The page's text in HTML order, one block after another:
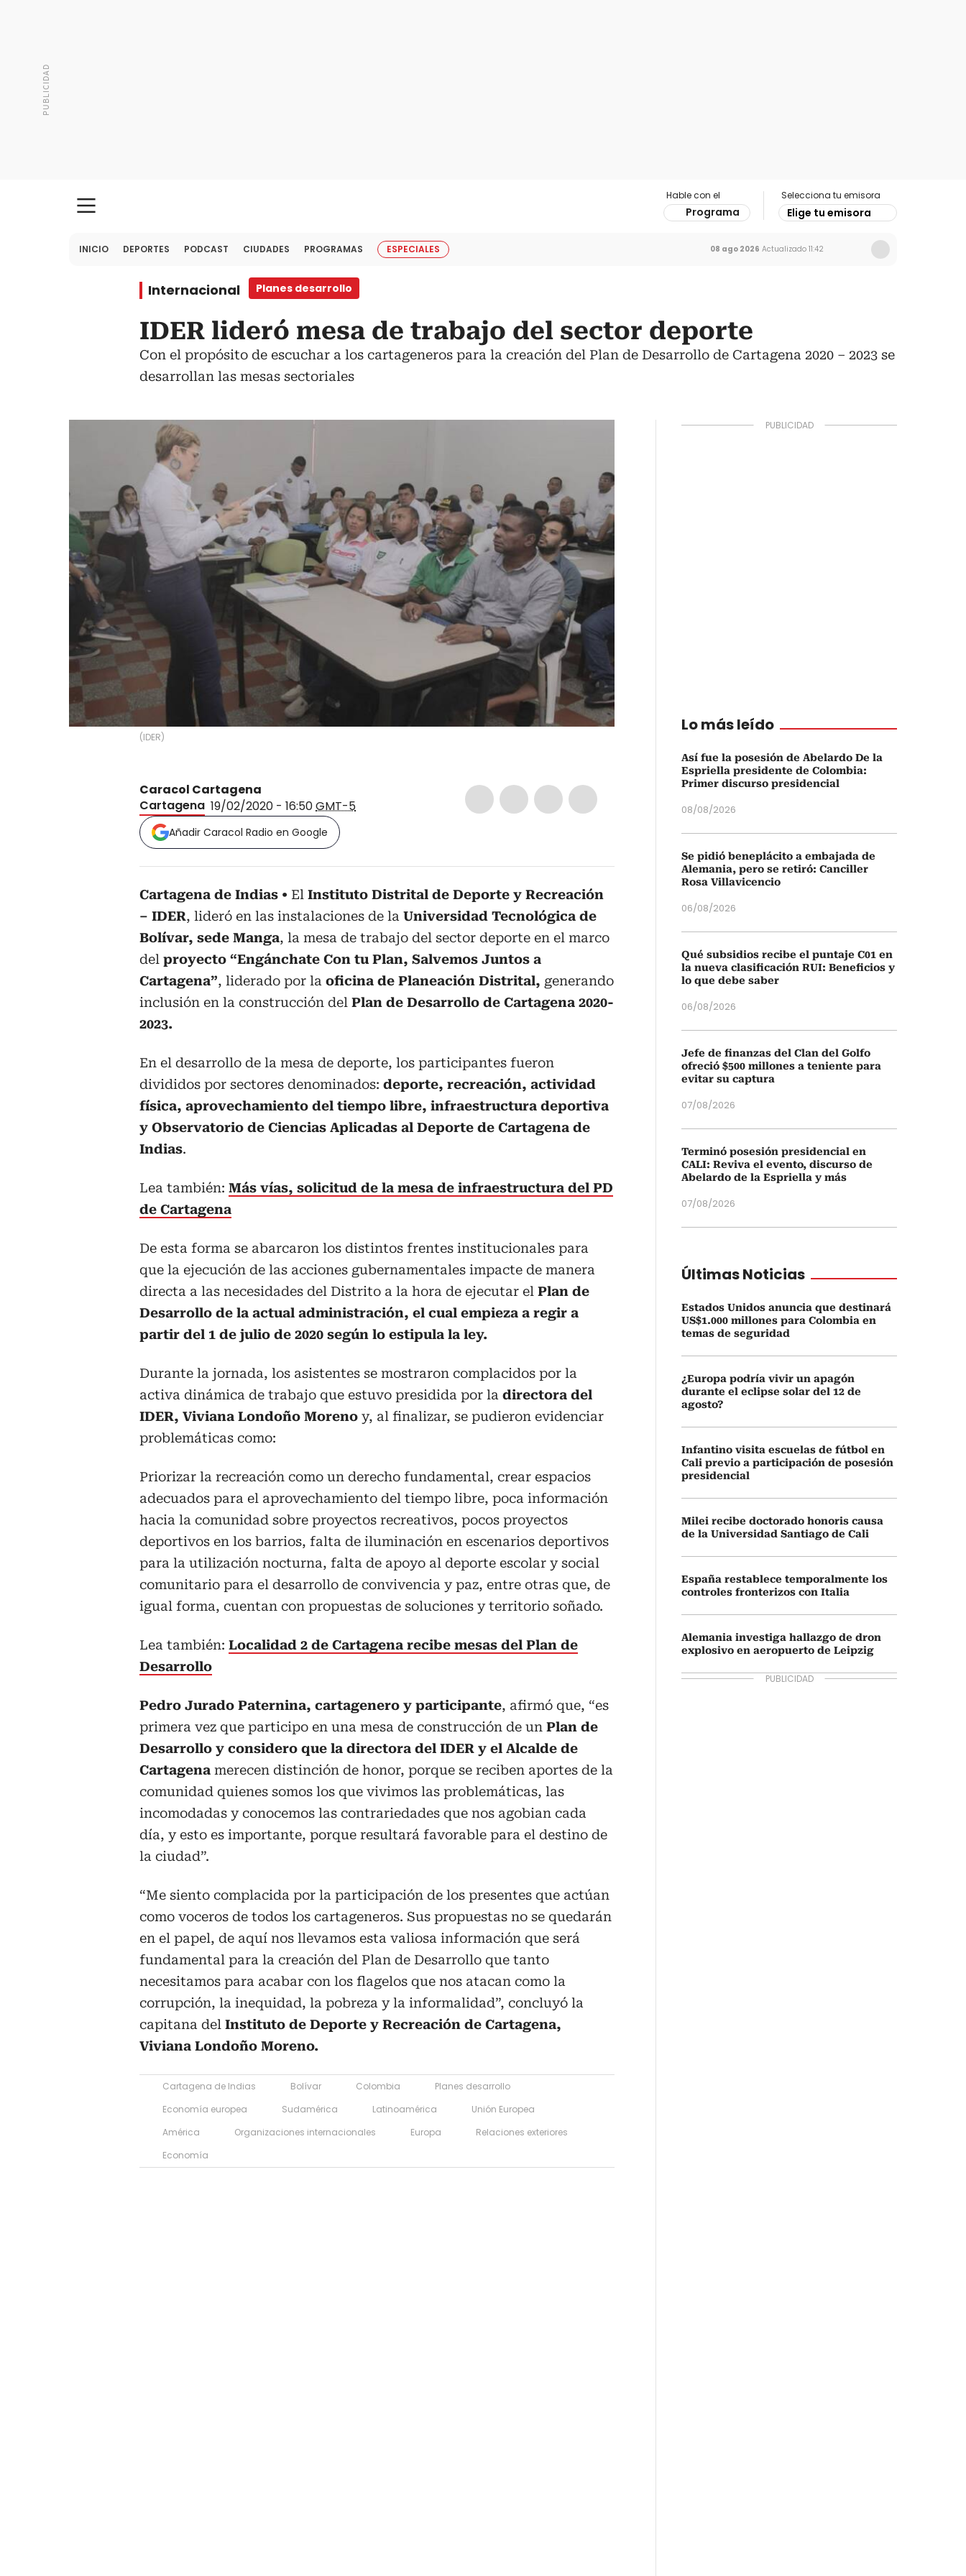
Hable con el
Programa
Selecciona tu emisora
Elige tu emisora
INICIO DEPORTES PODCAST CIUDADES PROGRAMAS ESPECIALES 08 ago 2026 Actualizado 11:42
Internacional Planes desarrollo
IDER lideró mesa de trabajo del sector deporte
Con el propósito de escuchar a los cartageneros para la creación del Plan de Desarrollo de Cartagena 2020 – 2023 se
desarrollan las mesas sectoriales
(IDER)
Caracol Cartagena
Cartagena 19/02/2020 - 16:50GMT-5
Añadir Caracol Radio en Google
Cartagena de Indias El Instituto Distrital de Deporte y Recreación
– IDER, lideró en las instalaciones de la Universidad Tecnológica de
Bolívar, sede Manga, la mesa de trabajo del sector deporte en el marco
del proyecto “Engánchate Con tu Plan, Salvemos Juntos a
Cartagena”, liderado por la oficina de Planeación Distrital, generando
inclusión en la construcción del Plan de Desarrollo de Cartagena 2020-
2023.
En el desarrollo de la mesa de deporte, los participantes fueron
divididos por sectores denominados: deporte, recreación, actividad
física, aprovechamiento del tiempo libre, infraestructura deportiva
y Observatorio de Ciencias Aplicadas al Deporte de Cartagena de
Indias.
Lea también: Más vías, solicitud de la mesa de infraestructura del PD
de Cartagena
De esta forma se abarcaron los distintos frentes institucionales para
que la ejecución de las acciones gubernamentales impacte de manera
directa a las necesidades del Distrito a la hora de ejecutar el Plan de
Desarrollo de la actual administración, el cual empieza a regir a
partir del 1 de julio de 2020 según lo estipula la ley.
Durante la jornada, los asistentes se mostraron complacidos por la
activa dinámica de trabajo que estuvo presidida por la directora del
IDER, Viviana Londoño Moreno y, al finalizar, se pudieron evidenciar
problemáticas como:
Priorizar la recreación como un derecho fundamental, crear espacios
adecuados para el aprovechamiento del tiempo libre, poca información
hacia la comunidad sobre proyectos recreativos, pocos proyectos
deportivos en los barrios, falta de iluminación en escenarios deportivos
para la utilización nocturna, falta de apoyo al deporte escolar y social
comunitario para el desarrollo de convivencia y paz, entre otras que, de
igual forma, cuentan con propuestas de soluciones y territorio soñado.
Lea también: Localidad 2 de Cartagena recibe mesas del Plan de
Desarrollo
Pedro Jurado Paternina, cartagenero y participante, afirmó que, “es
primera vez que participo en una mesa de construcción de un Plan de
Desarrollo y considero que la directora del IDER y el Alcalde de
Cartagena merecen distinción de honor, porque se reciben aportes de la
comunidad quienes somos los que vivimos las problemáticas, las
incomodadas y conocemos las contrariedades que nos agobian cada
día, y esto es importante, porque resultará favorable para el destino de
la ciudad”.
“Me siento complacida por la participación de los presentes que actúan
como voceros de todos los cartageneros. Sus propuestas no se quedarán
en el papel, de aquí nos llevamos esta valiosa información que será
fundamental para la creación del Plan de Desarrollo que tanto
necesitamos para acabar con los flagelos que nos atacan como la
corrupción, la inequidad, la pobreza y la informalidad”, concluyó la
capitana del Instituto de Deporte y Recreación de Cartagena,
Viviana Londoño Moreno.
Cartagena de Indias Bolívar Colombia
Planes desarrollo
Economía europea
Sudamérica Latinoamérica
Unión Europea
América
Organizaciones internacionales Europa
Relaciones exteriores
Economía
Lo más leído
Así fue la posesión de Abelardo De la
Espriella presidente de Colombia:
Primer discurso presidencial
08/08/2026
Se pidió beneplácito a embajada de
Alemania, pero se retiró: Canciller
Rosa Villavicencio
06/08/2026
Qué subsidios recibe el puntaje C01 en
la nueva clasificación RUI: Beneficios y
lo que debe saber
06/08/2026
Jefe de finanzas del Clan del Golfo
ofreció $500 millones a teniente para
evitar su captura
07/08/2026
Terminó posesión presidencial en
CALI: Reviva el evento, discurso de
Abelardo de la Espriella y más
07/08/2026
Últimas Noticias
Estados Unidos anuncia que destinará
US$1.000 millones para Colombia en
temas de seguridad
¿Europa podría vivir un apagón
durante el eclipse solar del 12 de
agosto?
Infantino visita escuelas de fútbol en
Cali previo a participación de posesión
presidencial
Milei recibe doctorado honoris causa
de la Universidad Santiago de Cali
España restablece temporalmente los
controles fronterizos con Italia
Alemania investiga hallazgo de dron
explosivo en aeropuerto de Leipzig